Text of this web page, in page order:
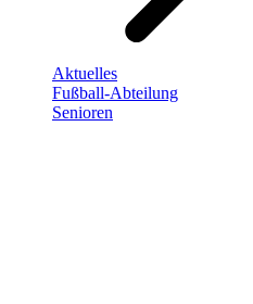
Aktuelles
Fußball-Abteilung
Senioren